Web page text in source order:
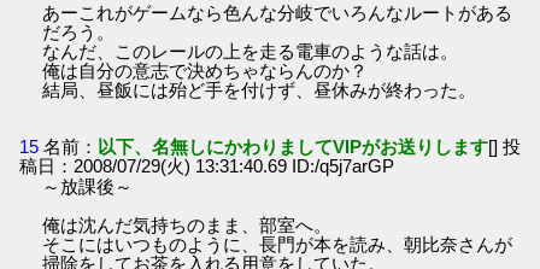
あーこれがゲームなら色んな分岐でいろんなルートがある
だろう。
なんだ、このレールの上を走る電車のような話は。
俺は自分の意志で決めちゃならんのか？
結局、昼飯には殆ど手を付けず、昼休みが終わった。
15 名前： 以下、名無しにかわりましてVIPがお送りします[] 投
稿日：2008/07/29(火) 13:31:40.69 ID:/q5j7arGP
～放課後～
俺は沈んだ気持ちのまま、部室へ。
そこにはいつものように、長門が本を読み、朝比奈さんが
掃除をしてお茶を入れる用意をしていた。